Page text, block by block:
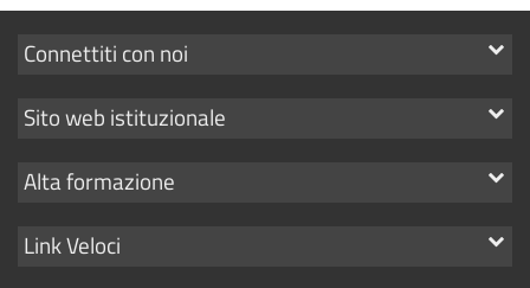
Mostra
link
Connettiti con noi
Mostra
link
Sito web istituzionale
Mostra
link
Alta formazione
Mostra
Link Veloci